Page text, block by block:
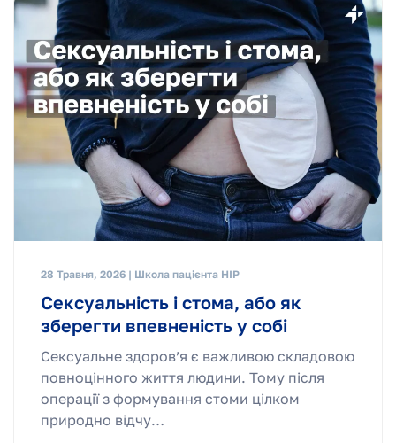
28 Травня, 2026 | Школа пацієнта НІР
Сексуальність і стома, або як
зберегти впевненість у собі
Сексуальне здоровʼя є важливою складовою
повноцінного життя людини. Тому після
операції з формування стоми цілком
природно відчу…